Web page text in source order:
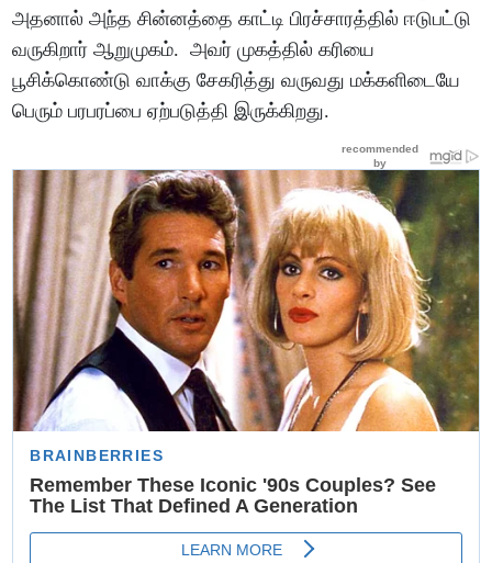
அதனால் அந்த சின்னத்தை காட்டி பிரச்சாரத்தில் ஈடுபட்டு
வருகிறார் ஆறுமுகம். அவர் முகத்தில் கரியை
பூசிக்கொண்டு வாக்கு சேகரித்து வருவது மக்களிடையே
பெரும் பரபரப்பை ஏற்படுத்தி இருக்கிறது.